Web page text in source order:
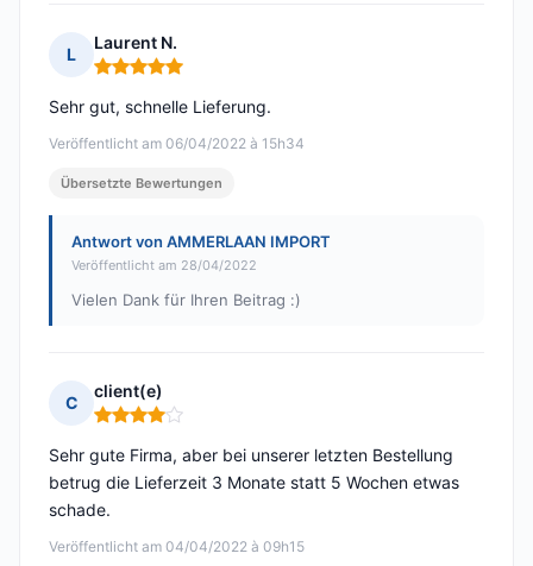
L
Laurent N.
Hinweis: 5 von 5
Veröffentlicht am 06/04/2022 à 15h34
Sehr gut, schnelle Lieferung.
Übersetzte Bewertungen
Antwort von AMMERLAAN IMPORT
Veröffentlicht am 28/04/2022
Vielen Dank für Ihren Beitrag :)
C
client(e)
Hinweis: 4 von 5
Veröffentlicht am 04/04/2022 à 09h15
Sehr gute Firma, aber bei unserer letzten Bestellung
betrug die Lieferzeit 3 Monate statt 5 Wochen etwas
schade.